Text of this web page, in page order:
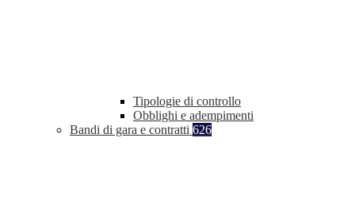
Tipologie di controllo
Obblighi e adempimenti
Bandi di gara e contratti 626